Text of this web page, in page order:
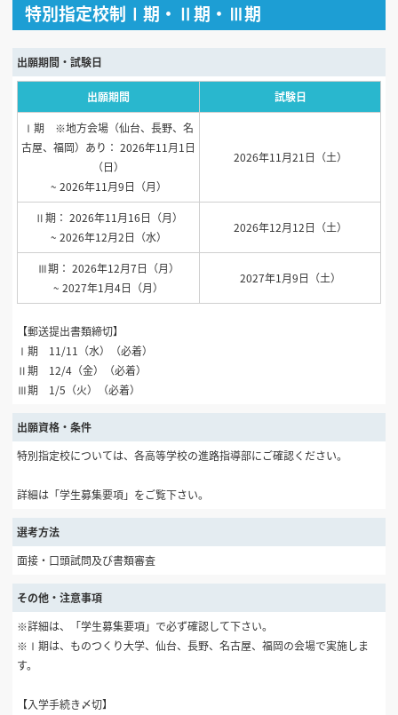
特別指定校制Ⅰ期・Ⅱ期・Ⅲ期
出願期間・試験日
出願期間 試験日
Ⅰ期 ※地方会場（仙台、長野、名
古屋、福岡）あり： 2026年11月1日
（日）
~ 2026年11月9日（月）
2026年11月21日（土）
Ⅱ期： 2026年11月16日（月）
~ 2026年12月2日（水）
2026年12月12日（土）
Ⅲ期： 2026年12月7日（月）
~ 2027年1月4日（月）
2027年1月9日（土）
【郵送提出書類締切】
Ⅰ期 11/11（水）（必着）
Ⅱ期 12/4（金）（必着）
Ⅲ期 1/5（火）（必着）
出願資格・条件
特別指定校については、各高等学校の進路指導部にご確認ください。
詳細は「学生募集要項」をご覧下さい。
選考方法
面接・口頭試問及び書類審査
その他・注意事項
※詳細は、「学生募集要項」で必ず確認して下さい。
※Ⅰ期は、ものつくり大学、仙台、長野、名古屋、福岡の会場で実施しま
す。
【入学手続き〆切】